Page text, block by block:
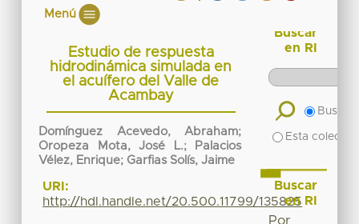
Menú
Estudio de respuesta
hidrodinámica simulada en
el acuífero del Valle de
Acambay
Domínguez Acevedo, Abraham;
Oropeza Mota, José L.; Palacios
Vélez, Enrique; Garfias Solís, Jaime
URI:
http://hdl.handle.net/20.500.11799/135825
Buscar
en RI
Buscar
Esta
Buscar
en RI
Por